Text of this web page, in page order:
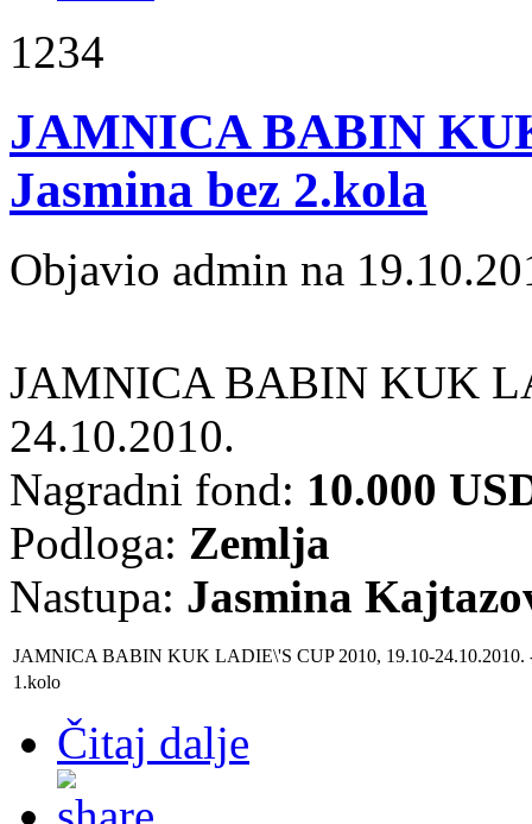
1234
JAMNICA BABIN
Jasmina bez 2.kola
Objavio admin na
JAMNICA BABIN KUK
24.10.2010.
Nagradni fond: 10.000
Podloga: Zemlja
Nastupa: Jasmina
JAMNICA BABIN KUK LADIE\'S CUP 2010, 19.10-24.10.2010.
1.kolo
Čitaj dalje